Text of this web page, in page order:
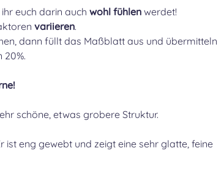
euch darin auch wohl fühlenwerdet!
variieren.
dann füllt das Maßblatt aus und übermitteln
20%.
schöne, etwas grobere Struktur.
eng gewebt und zeigt eine sehr glatte, feine